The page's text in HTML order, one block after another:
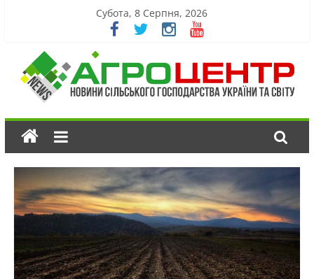
Субота, 8 Серпня, 2026